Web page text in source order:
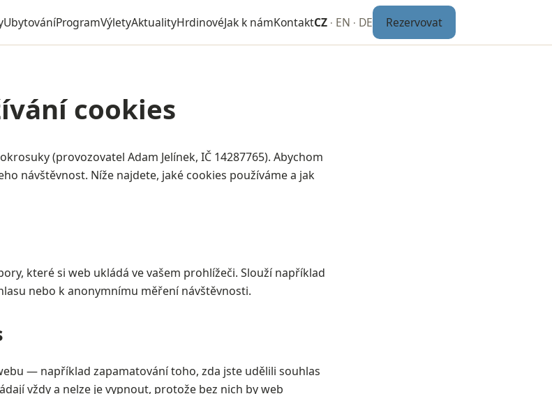
UbytováníProgramVýletyAktualityHrdinovéJak k námKontaktCZ· EN · DE Rezervovat
cookies
(provozovatel Adam Jelínek, IČ 14287765). Abychom
návštěvnost. Níže najdete, jaké cookies používáme a jak
které si web ukládá ve vašem prohlížeči. Slouží například
nebo k anonymnímu měření návštěvnosti.
— například zapamatování toho, zda jste udělili souhlas
vždy a nelze je vypnout, protože bez nich by web